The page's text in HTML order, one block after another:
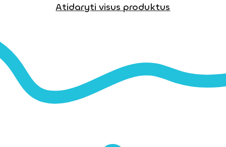
Atidaryti visus produktus